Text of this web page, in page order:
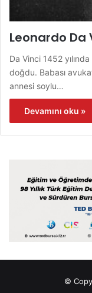
Leonardo Da
Da Vinci 1452 yılında
doğdu. Babası
annesi soylu…
Devamını oku »
©